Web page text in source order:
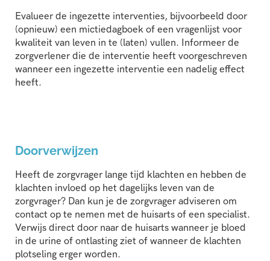
Evalueer de ingezette interventies, bijvoorbeeld door
(opnieuw) een mictiedagboek of een vragenlijst voor
kwaliteit van leven in te (laten) vullen. Informeer de
zorgverlener die de interventie heeft voorgeschreven
wanneer een ingezette interventie een nadelig effect
heeft.
Doorverwijzen
Heeft de zorgvrager lange tijd klachten en hebben de
klachten invloed op het dagelijks leven van de
zorgvrager? Dan kun je de zorgvrager adviseren om
contact op te nemen met de huisarts of een specialist.
Verwijs direct door naar de huisarts wanneer je bloed
in de urine of ontlasting ziet of wanneer de klachten
plotseling erger worden.